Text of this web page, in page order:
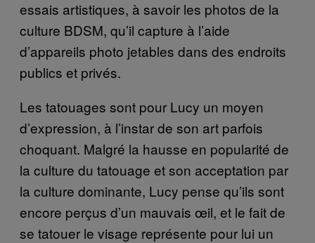
essais artistiques, à savoir les photos de la
culture BDSM, qu’il capture à l’aide
d’appareils photo jetables dans des endroits
publics et privés.
Les tatouages sont pour Lucy un moyen
d’expression, à l’instar de son art parfois
choquant. Malgré la hausse en popularité de
la culture du tatouage et son acceptation par
la culture dominante, Lucy pense qu’ils sont
encore perçus d’un mauvais œil, et le fait de
se tatouer le visage représente pour lui un